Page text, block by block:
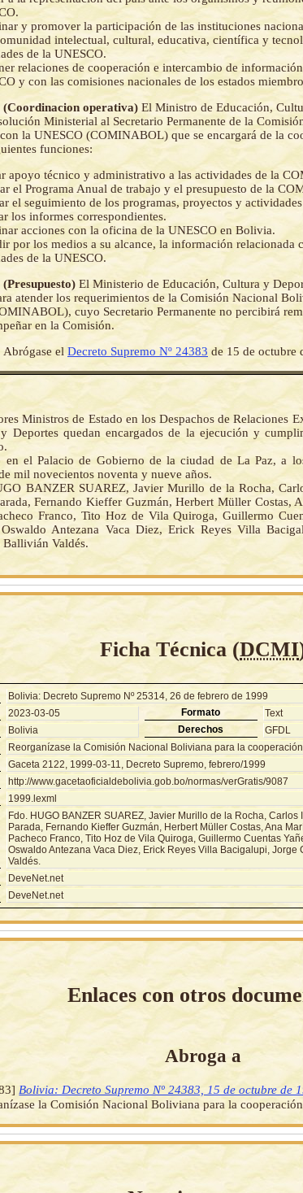
y promover la participación de las instituciones
intelectual, cultural, educativa, científica y
de la UNESCO.
relaciones de cooperación e intercambio de
y con las comisiones nacionales de los estados
(Coordinacion operativa) El Ministro de Educación,
Ministerial al Secretario Permanente de la
la UNESCO (COMINABOL) que se encargará de la
funciones:
apoyo técnico y administrativo a las actividades de la
el Programa Anual de trabajo y el presupuesto de la
el seguimiento de los programas, proyectos y
los informes correspondientes.
acciones con la oficina de la UNESCO en Bolivia.
por los medios a su alcance, la información relacionada
de la UNESCO.
El Ministerio de Educación, Cultura y
atender los requerimientos de la Comisión Nacional
cuyo Secretario Permanente no percibirá
en la Comisión.
Abrógase el Decreto Supremo Nº 24383 de 15 de octubre
Ministros de Estado en los Despachos de Relaciones
Deportes quedan encargados de la ejecución y
en el Palacio de Gobierno de la ciudad de La Paz, a
mil novecientos noventa y nueve años.
BANZER SUAREZ, Javier Murillo de la Rocha,
Fernando Kieffer Guzmán, Herbert Müller Costas,
Franco, Tito Hoz de Vila Quiroga, Guillermo
Antezana Vaca Diez, Erick Reyes Villa
Ballivián Valdés.
Ficha Técnica (DCMI
Bolivia: Decreto Supremo Nº 25314, 26 de febrero de 1999
2023-03-05 Formato Text
Bolivia Derechos GFDL
Reorganízase la Comisión Nacional Boliviana para la
Gaceta 2122, 1999-03-11, Decreto Supremo, febrero/1999
http://www.gacetaoficialdebolivia.gob.bo/normas/verGratis/9087
1999.lexml
Fdo. HUGO BANZER SUAREZ, Javier Murillo de la Rocha,
Parada, Fernando Kieffer Guzmán, Herbert Müller Costas, Ana
Pacheco Franco, Tito Hoz de Vila Quiroga, Guillermo Cuentas
Oswaldo Antezana Vaca Diez, Erick Reyes Villa Bacigalupi, Jorge
Valdés.
DeveNet.net
DeveNet.net
Enlaces con otros
Abroga a
Bolivia: Decreto Supremo Nº 24383, 15 de octubre de
la Comisión Nacional Boliviana para la